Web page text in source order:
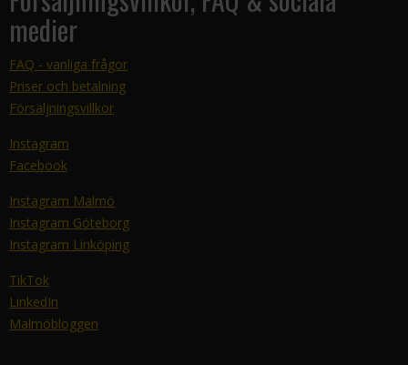
medier
FAQ - vanliga frågor
Priser och betalning
Försäljningsvillkor
Instagram
Facebook
Instagram Malmö
Instagram Göteborg
Instagram Linköping
TikTok
LinkedIn
Malmöbloggen